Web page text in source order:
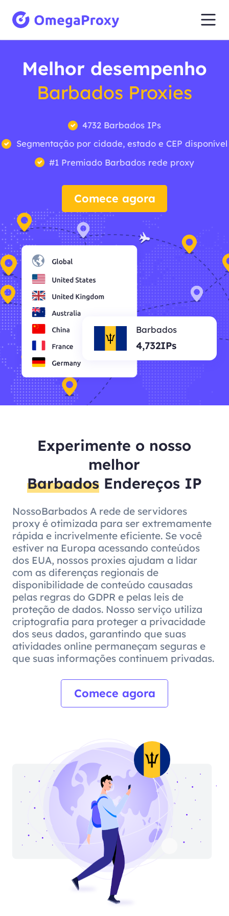
Melhor desempenho
Barbados Proxies
4732 Barbados IPs
Segmentação por cidade, estado e CEP disponível
#1 Premiado Barbados rede proxy
Comece agora
Barbados
4,732IPs
Experimente o nosso
melhor
BarbadosEndereços IP
NossoBarbados A rede de servidores
proxy é otimizada para ser extremamente
rápida e incrivelmente eficiente. Se você
estiver na Europa acessando conteúdos
dos EUA, nossos proxies ajudam a lidar
com as diferenças regionais de
disponibilidade de conteúdo causadas
pelas regras do GDPR e pelas leis de
proteção de dados. Nosso serviço utiliza
criptografia para proteger a privacidade
dos seus dados, garantindo que suas
atividades online permaneçam seguras e
que suas informações continuem privadas.
Comece agora